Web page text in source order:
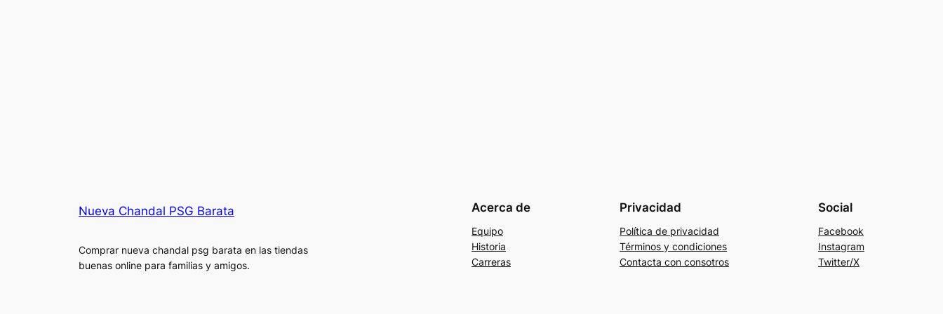
Nueva Chandal PSG Barata
Comprar nueva chandal psg barata en las tiendas
buenas online para familias y amigos.
Acerca de
Equipo
Historia
Carreras
Privacidad
Política de privacidad
Términos y condiciones
Contacta con consotros
Social
Facebook
Instagram
Twitter/X